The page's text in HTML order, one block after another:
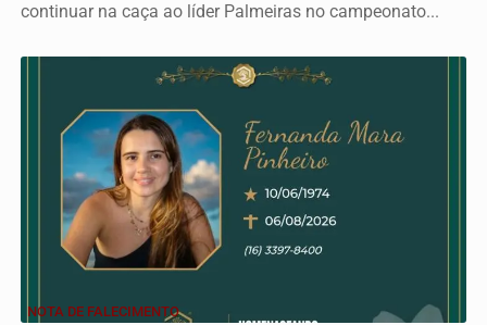
continuar na caça ao líder Palmeiras no campeonato...
NOTA DE FALECIMENTO